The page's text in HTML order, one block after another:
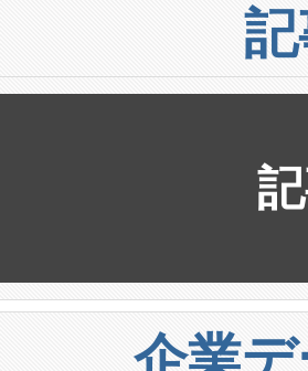
企業